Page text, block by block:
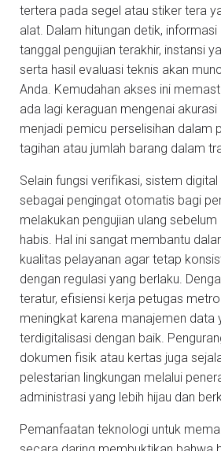
tertera pada segel atau stiker tera
alat. Dalam hitungan detik,
tanggal pengujian terakhir, instansi
serta hasil evaluasi teknis akan
Anda. Kemudahan akses ini
ada lagi keraguan mengenai
menjadi pemicu perselisihan dalam
tagihan atau jumlah barang dalam
Selain fungsi verifikasi, sistem
sebagai pengingat otomatis bagi
melakukan pengujian ulang
habis. Hal ini sangat membantu
kualitas pelayanan agar tetap
dengan regulasi yang berlaku.
teratur, efisiensi kerja petugas
meningkat karena manajemen data
terdigitalisasi dengan baik.
dokumen fisik atau kertas juga
pelestarian lingkungan melalui
administrasi yang lebih hijau dan
Pemanfaatan teknologi untuk